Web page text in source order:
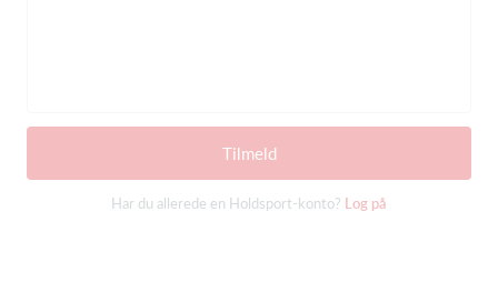
Tilmeld
Har du allerede en Holdsport-konto? Log på